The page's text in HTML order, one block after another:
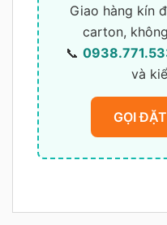
Giao hàng kín
carton,
📞
và
GỌI